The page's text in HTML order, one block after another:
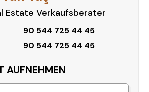
Estate Verkaufsberater
90 544 725 44 45
90 544 725 44 45
AUFNEHMEN